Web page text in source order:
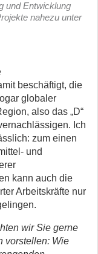
und Entwicklung
nahezu unter
beschäftigt, die
globaler
also das „D“
Ich
zum einen
und
kann auch die
Arbeitskräfte nur
wir Sie gerne
vorstellen: Wie